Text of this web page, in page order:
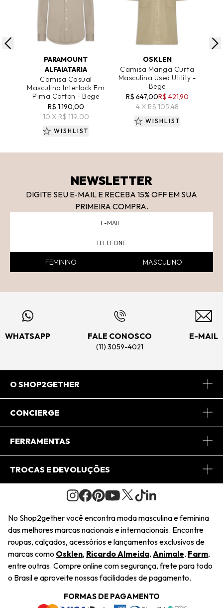
ADICIONAR AO CARRINHO
PARAMOUNT
ALFAIATARIA
Camisa Casual
Masculina Interlock Em
Pima Cotton - Bege
R$ 1.190,00
10 X R$ 119,00
WISHLIST
ADICIONAR AO CARRINHO
OSKLEN
Camisa Manga Curta
Masculina Used Utility -
Bege
R$ 647,00R$ 421,90
4 X R$ 105,48
WISHLIST
NEWSLETTER
DIGITE SEU E-MAIL E RECEBA 15% OFF EM SUA
PRIMEIRA COMPRA.
FEMININO MASCULINO
WHATSAPP FALE CONOSCO
(11) 3059-4021
E-MAIL
O SHOP2GETHER
Sobre Nós
Journal
Saiu na Mídia
Sustentabilidade
Navegando
CONCIERGE
Central de Relacionamento
Regulamento e Promoções
FERRAMENTAS
Minha Conta
Pedido de Presente
Wishlist
TROCAS E DEVOLUÇÕES
Condições Gerais
Troca Fácil
Restituição de Pagamento
Dúvidas Frequentes
Termos e Condições
No Shop2gether você encontra moda masculina e feminina
das melhores marcas nacionais e internacionais. Encontre
roupas, calçados, acessórios e lançamentos exclusivos de
marcas como Osklen, Ricardo Almeida, Animale, Farm,
entre outras. Compre online com segurança, frete para todo
o Brasil e aproveite nossas facilidades de pagamento.
FORMAS DE PAGAMENTO